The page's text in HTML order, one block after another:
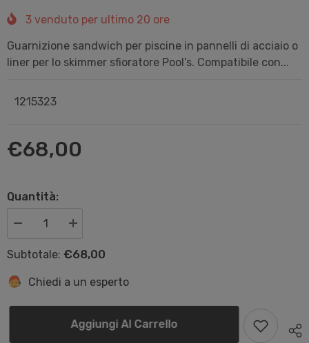
3 venduto per ultimo 20 ore
Guarnizione sandwich per piscine in pannelli di acciaio o
liner per lo skimmer sfioratore Pool’s. Compatibile con...
1215323
€68,00
Quantità:
Diminuisci
quantità
per
Guarnizione
per
skimmer
Aumenta
quantità
per
Guarnizione
per
skimmer
Subtotale: €68,00
Chiedi a un esperto
Aggiungi Al Carrello